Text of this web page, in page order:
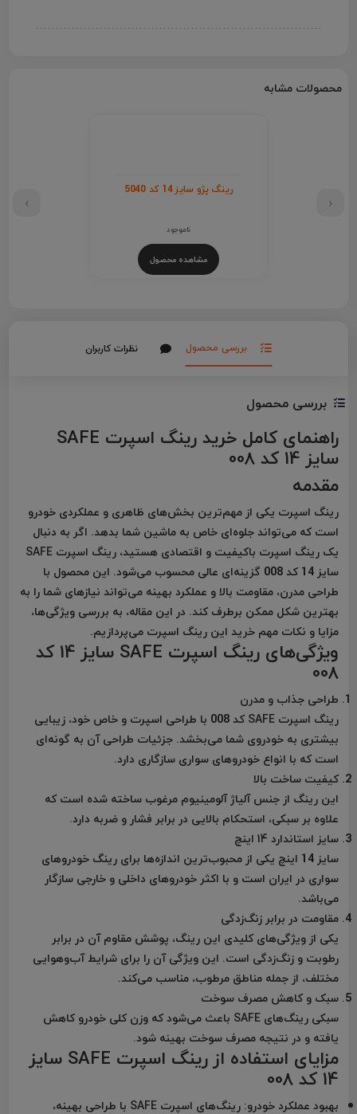
محصولات مشابه
رینگ پژو سایز 14 کد 5040
ناموجود
مشاهده محصول
‹
›
بررسی محصول نظرات کاربران
بررسی محصول
راهنمای کامل خرید رینگ اسپرت SAFE
سایز 14 کد 008
مقدمه
رینگ اسپرت یکی از مهم‌ترین بخش‌های ظاهری و عملکردی خودرو
است که می‌تواند جلوه‌ای خاص به ماشین شما بدهد. اگر به دنبال
یک رینگ اسپرت باکیفیت و اقتصادی هستید، رینگ اسپرت SAFE
سایز 14 کد 008 گزینه‌ای عالی محسوب می‌شود. این محصول با
طراحی مدرن، مقاومت بالا و عملکرد بهینه می‌تواند نیازهای شما را به
بهترین شکل ممکن برطرف کند. در این مقاله، به بررسی ویژگی‌ها،
مزایا و نکات مهم خرید این رینگ اسپرت می‌پردازیم.
ویژگی‌های رینگ اسپرت SAFE سایز 14 کد
008
طراحی جذاب و مدرن
رینگ اسپرت SAFE کد 008 با طراحی اسپرت و خاص خود، زیبایی
بیشتری به خودروی شما می‌بخشد. جزئیات طراحی آن به گونه‌ای
است که با انواع خودروهای سواری سازگاری دارد.
کیفیت ساخت بالا
این رینگ از جنس آلیاژ آلومینیوم مرغوب ساخته شده است که
علاوه بر سبکی، استحکام بالایی در برابر فشار و ضربه دارد.
سایز استاندارد 14 اینچ
سایز 14 اینچ یکی از محبوب‌ترین اندازه‌ها برای رینگ خودروهای
سواری در ایران است و با اکثر خودروهای داخلی و خارجی سازگار
می‌باشد.
مقاومت در برابر زنگ‌زدگی
یکی از ویژگی‌های کلیدی این رینگ، پوشش مقاوم آن در برابر
رطوبت و زنگ‌زدگی است. این ویژگی آن را برای شرایط آب‌وهوایی
مختلف، از جمله مناطق مرطوب، مناسب می‌کند.
سبک و کاهش مصرف سوخت
سبکی رینگ‌های SAFE باعث می‌شود که وزن کلی خودرو کاهش
یافته و در نتیجه مصرف سوخت بهینه شود.
مزایای استفاده از رینگ اسپرت SAFE سایز
14 کد 008
بهبود عملکرد خودرو: رینگ‌های اسپرت SAFE با طراحی بهینه،